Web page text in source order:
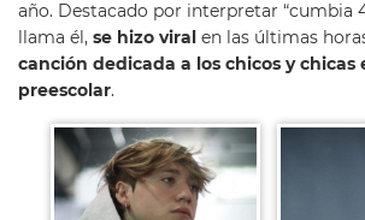
año. Destacado por interpretar “cumbia
llama él, se hizo viral en las últimas
canción dedicada a los chicos y chicas
preescolar.